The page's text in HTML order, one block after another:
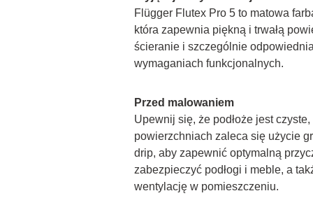
Flügger Flutex Pro 5 to matowa
która zapewnia piękną i trwałą
ścieranie i szczególnie
wymaganiach funkcjonalnych.
Przed malowaniem
Upewnij się, że podłoże jest
powierzchniach zaleca się użycie
drip, aby zapewnić optymalną
zabezpieczyć podłogi i meble, a
wentylację w pomieszczeniu.